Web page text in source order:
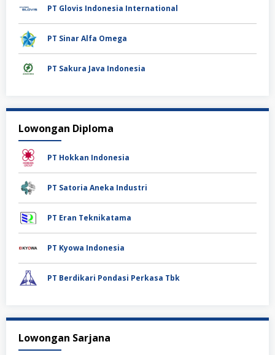
PT Glovis Indonesia International
PT Sinar Alfa Omega
PT Sakura Java Indonesia
Lowongan Diploma
PT Hokkan Indonesia
PT Satoria Aneka Industri
PT Eran Teknikatama
PT Kyowa Indonesia
PT Berdikari Pondasi Perkasa Tbk
Lowongan Sarjana